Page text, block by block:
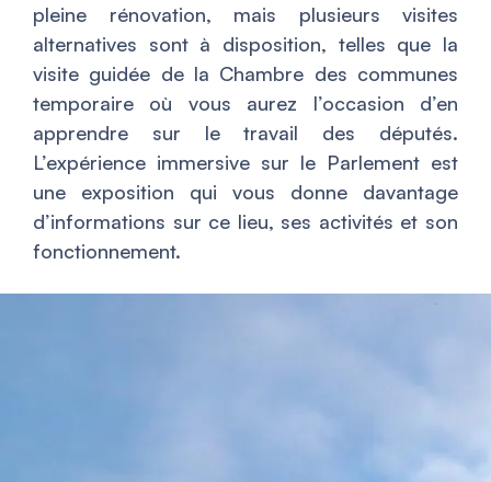
pleine rénovation, mais plusieurs visites
alternatives sont à disposition, telles que la
visite guidée de la Chambre des communes
temporaire où vous aurez l’occasion d’en
apprendre sur le travail des députés.
L’expérience immersive sur le Parlement est
une exposition qui vous donne davantage
d’informations sur ce lieu, ses activités et son
fonctionnement.